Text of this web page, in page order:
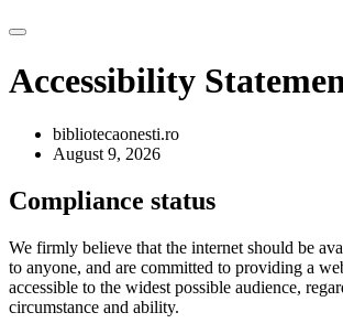
Accessibility
bibliotecaonesti.ro
August 9, 2026
Compliance status
We firmly believe that the internet should be
to anyone, and are committed to providing a
accessible to the widest possible audience,
circumstance and ability.